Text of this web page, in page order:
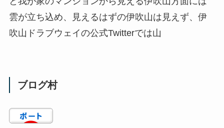
雲が立ち込め、見えるはずの伊吹山は見えず、伊
吹山ドラブウェイの公式Twitterでは山
ブログ村